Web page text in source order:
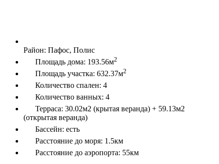
Район: Пафос, Полис
Площадь дома: 193.56м2
Площадь участка: 632.37м2
Количество спален: 4
Количество ванных: 4
Терраса: 30.02м2 (крытая веранда) + 59.13м2
(открытая веранда)
Бассейн: есть
Расстояние до моря: 1.5км
Расстояние до аэропорта: 55км